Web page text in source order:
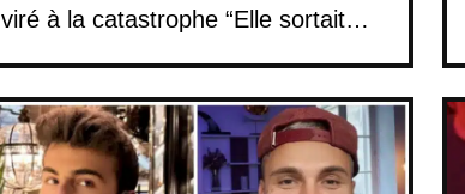
viré à la catastrophe “Elle sortait